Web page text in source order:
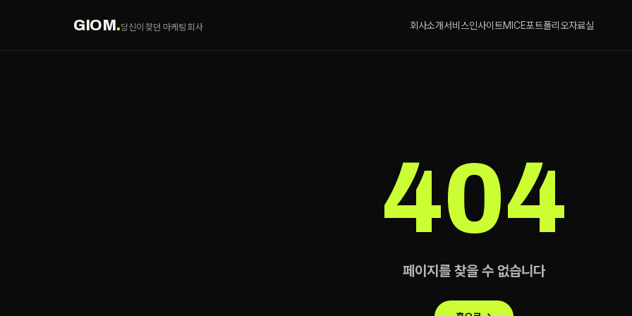
GIOM.당신이 찾던 마케팅 회사 회사소개서비스인사이트MICE포트폴리오자료실
404
페이지를 찾을 수 없습니다